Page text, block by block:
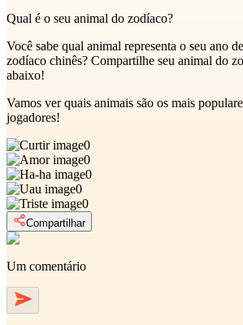
Qual é o seu animal do zodíaco?
Você sabe qual animal representa o seu ano
zodíaco chinês? Compartilhe seu animal do
abaixo!
Vamos ver quais animais são os mais
jogadores!
0
0
0
0
0
Compartilhar
Um comentário